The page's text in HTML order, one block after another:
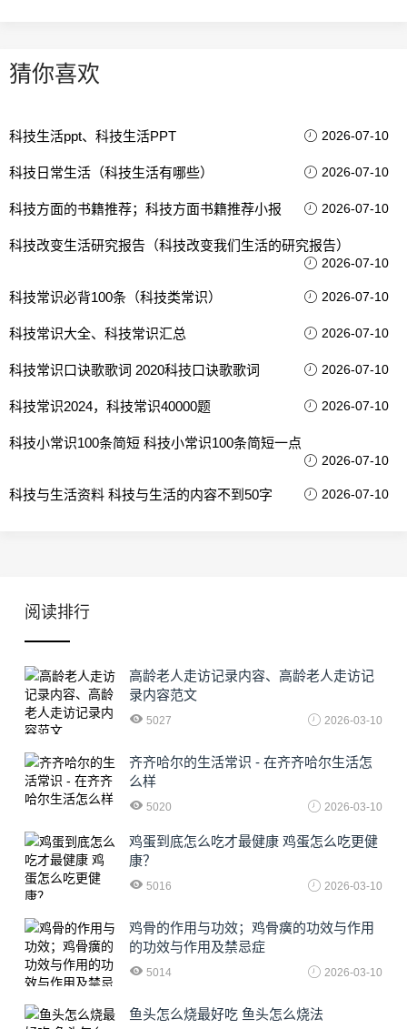
猜你喜欢
科技生活ppt、科技生活PPT 2026-07-10
科技日常生活（科技生活有哪些） 2026-07-10
科技方面的书籍推荐；科技方面书籍推荐小报 2026-07-10
科技改变生活研究报告（科技改变我们生活的研究报告）
2026-07-10
科技常识必背100条（科技类常识） 2026-07-10
科技常识大全、科技常识汇总 2026-07-10
科技常识口诀歌歌词 2020科技口诀歌歌词 2026-07-10
科技常识2024，科技常识40000题 2026-07-10
科技小常识100条简短 科技小常识100条简短一点
2026-07-10
科技与生活资料 科技与生活的内容不到50字 2026-07-10
阅读排行
高龄老人走访记录内容、高龄老人走访记
录内容范文
5027 2026-03-10
齐齐哈尔的生活常识 - 在齐齐哈尔生活怎
么样
5020 2026-03-10
鸡蛋到底怎么吃才最健康 鸡蛋怎么吃更健
康？
5016 2026-03-10
鸡骨的作用与功效；鸡骨癀的功效与作用
的功效与作用及禁忌症
5014 2026-03-10
鱼头怎么烧最好吃 鱼头怎么烧法